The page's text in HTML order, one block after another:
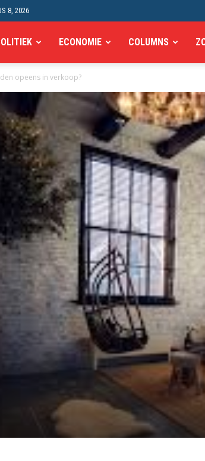
8, 2026
ECONOMIE COLUMNS
opeens in verkoop?